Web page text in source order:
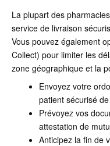
La plupart des
service de livraison
Vous pouvez également
Collect) pour limiter les
zone géographique et la
Envoyez votre
patient sécurisé
Prévoyez vos
attestation de
Anticipez la fin de